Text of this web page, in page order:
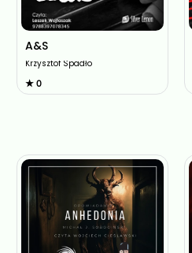
A&S
Krzysztof Spadło
★ 0